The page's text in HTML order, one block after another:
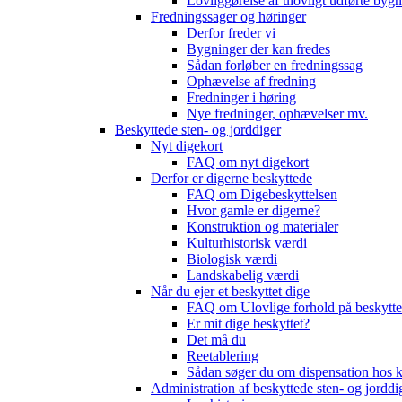
Fredningssager og høringer
Derfor freder vi
Bygninger der kan fredes
Sådan forløber en fredningssag
Ophævelse af fredning
Fredninger i høring
Nye fredninger, ophævelser mv.
Beskyttede sten- og jorddiger
Nyt digekort
FAQ om nyt digekort
Derfor er digerne beskyttede
FAQ om Digebeskyttelsen
Hvor gamle er digerne?
Konstruktion og materialer
Kulturhistorisk værdi
Biologisk værdi
Landskabelig værdi
Når du ejer et beskyttet dige
FAQ om Ulovlige forhold på
Er mit dige beskyttet?
Det må du
Reetablering
Sådan søger du om dispensation hos
Administration af beskyttede sten- og